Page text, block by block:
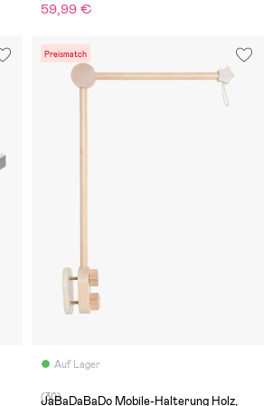
59,99 €
Preismatch
Auf Lager
(30)
JaBaDaBaDo Mobile-Halterung Holz,